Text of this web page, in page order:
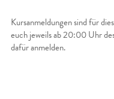
Kursanmeldungen sind für
euch jeweils ab 20:00 Uhr
dafür anmelden.